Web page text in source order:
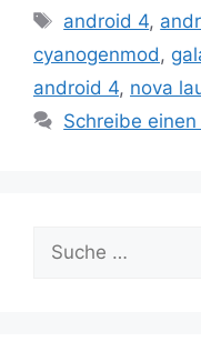
Schlagwörter
android 4,
cyanogenmod,
android 4, nova
Schreibe
Suche
nach: